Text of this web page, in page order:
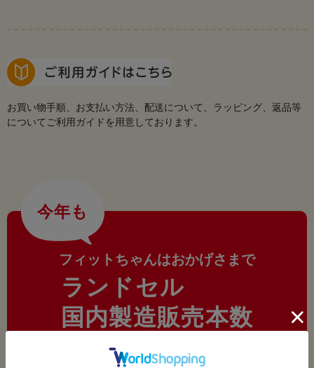
お買い物手順、お支払い方法、配送について、ラッピング、返品等
についてご利用ガイドを用意しております。
今年も
フィットちゃんはおかげさまで
ランドセル
国内製造販売本数